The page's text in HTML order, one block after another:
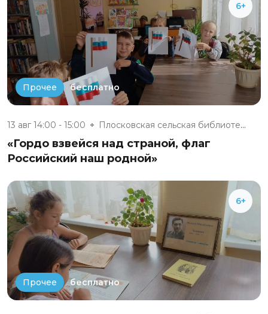
6+
Прочее бесплатно
13 авг 14:00 - 15:00 Плосковская сельская библиотек...
«Гордо взвейся над страной, флаг
Российский наш родной»
6+
Прочее бесплатно